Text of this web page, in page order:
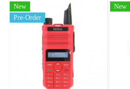
New
Pre-Order
New